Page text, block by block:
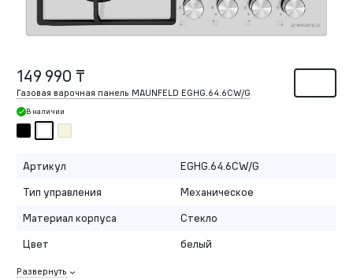
149 990 ₸
Газовая варочная панель MAUNFELD EGHG.64.6CW/G
В наличии
Артикул
EGHG.64.6CW/G
Тип управления
Механическое
Материал корпуса
Стекло
Цвет
белый
Развернуть